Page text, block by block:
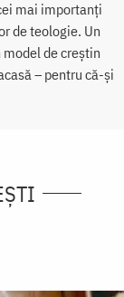
mai importanți
de teologie. Un
de creștin
– pentru că-și